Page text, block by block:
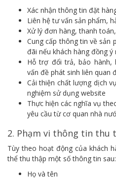
Xác nhận thông tin đặt
Liên hệ tư vấn sản phẩm,
Xử lý đơn hàng, thanh
Cung cấp thông tin về sản
đãi nếu khách hàng đồng ý
Hỗ trợ đổi trả, bảo hành,
vấn đề phát sinh liên quan
Cải thiện chất lượng dịch
nghiệm sử dụng website
Thực hiện các nghĩa vụ
yêu cầu từ cơ quan nhà
2. Phạm vi thông tin thu
Tùy theo hoạt động của khách
thể thu thập một số thông tin sau:
Họ và tên